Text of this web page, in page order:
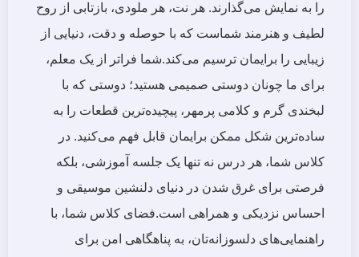
را به نمایش می‌گذارند. هر نت، هر ملودی، بازتابی از روح
لطیف و هنرمند شماست که با حوصله و دقت، دنیایی از
زیبایی را برایمان ترسیم می‌کند.شما فراتر از یک معلم،
برای ما چونان دوستی صمیمی هستید؛ دوستی که با
لبخندی گرم و کلامی پرمهر، پیچیده‌ترین قطعات را به
ساده‌ترین شکل ممکن برایمان قابل فهم می‌کنید. در
کلاس شما، هر درس نه تنها یک جلسه آموزشی، بلکه
فرصتی برای غرق شدن در دنیای دلنشین موسیقی و
احساس نزدیکی و همراهی است.فضای کلاس شما، با
راهنمایی‌های دلسوزانه‌تان، به پناهگاهی امن برای